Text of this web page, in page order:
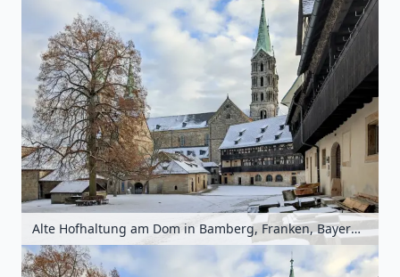
Alte Hofhaltung am Dom in Bamberg, Franken, Bayern, Deutschland